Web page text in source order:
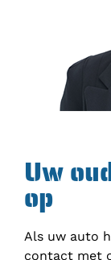
Uw
op
Als uw auto
contact met